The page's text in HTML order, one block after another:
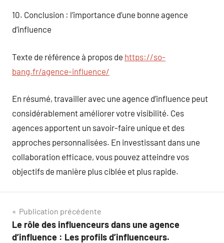
10. Conclusion : l’importance d’une bonne agence
d’influence
Texte de référence à propos de https://so-
bang.fr/agence-influence/
En résumé, travailler avec une agence d’influence peut
considérablement améliorer votre visibilité. Ces
agences apportent un savoir-faire unique et des
approches personnalisées. En investissant dans une
collaboration efficace, vous pouvez atteindre vos
objectifs de manière plus ciblée et plus rapide.
Navigation
de
Publication précédente
Le rôle des influenceurs dans une agence
d’influence : Les profils d’influenceurs.